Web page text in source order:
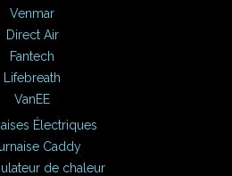
Venmar
Direct Air
Fantech
Lifebreath
VanEE
Électriques
Caddy
de chaleur